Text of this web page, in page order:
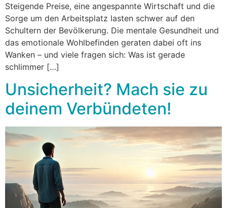
Steigende Preise, eine angespannte Wirtschaft und die
Sorge um den Arbeitsplatz lasten schwer auf den
Schultern der Bevölkerung. Die mentale Gesundheit und
das emotionale Wohlbefinden geraten dabei oft ins
Wanken – und viele fragen sich: Was ist gerade
schlimmer […]
Unsicherheit? Mach sie zu
deinem Verbündeten!